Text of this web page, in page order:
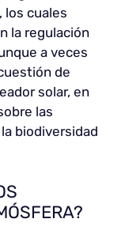
los cuales
la regulación
a veces
de
solar, en
las
biodiversidad